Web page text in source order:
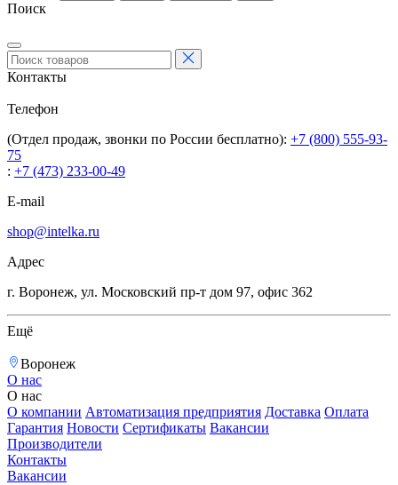
Поиск
Контакты
Телефон
(Отдел продаж, звонки по России бесплатно): +7 (800) 555-93-
75
: +7 (473) 233-00-49
E-mail
shop@intelka.ru
Адрес
г. Воронеж, ул. Московский пр-т дом 97, офис 362
Ещё
Воронеж
О нас
О нас
О компании Автоматизация предприятия Доставка Оплата
Гарантия Новости Сертификаты Вакансии
Производители
Контакты
Вакансии